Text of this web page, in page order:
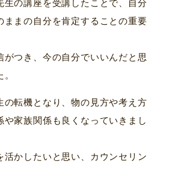
生の講座を受講したことで、自分
ままの自分を肯定することの重要
がつき、今の自分でいいんだと思
の転機となり、物の見方や考え方
や家族関係も良くなっていきまし
活かしたいと思い、カウンセリン